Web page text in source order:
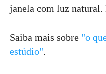
janela com luz natural.
Saiba mais sobre "o
estúdio".